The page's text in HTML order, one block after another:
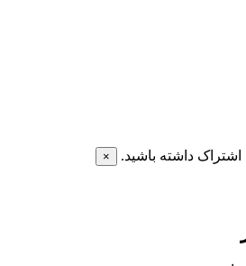
اشتراک داشته باشید. ×